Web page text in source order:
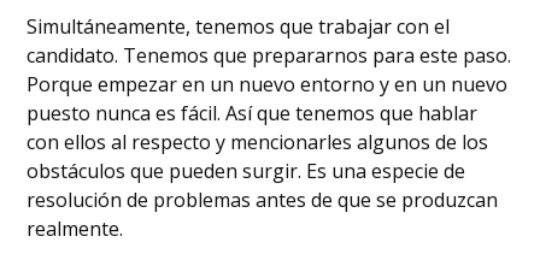
Simultáneamente, tenemos que trabajar con el
candidato. Tenemos que prepararnos para este paso.
Porque empezar en un nuevo entorno y en un nuevo
puesto nunca es fácil. Así que tenemos que hablar
con ellos al respecto y mencionarles algunos de los
obstáculos que pueden surgir. Es una especie de
resolución de problemas antes de que se produzcan
realmente.